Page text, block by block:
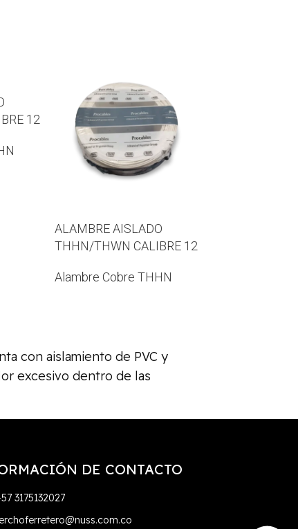
12
ALAMBRE AISLADO
THHN/THWN CALIBRE 12
Alambre Cobre THHN
con aislamiento de PVC y
excesivo dentro de las
DE CONTACTO
3175132027